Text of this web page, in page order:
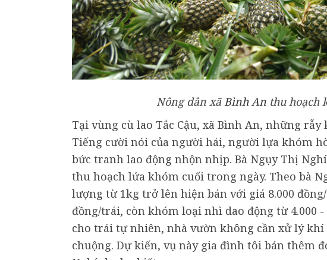
Nông dân xãBình Anthu hoạch
Tại vùng cù lao Tắc Cậu, xã Bình An, những
Tiếng cười nói của người hái, người lựa khóm
bức tranh lao động nhộn nhịp. Bà Ngụy Thị
thu hoạch lứa khóm cuối trong ngày. Theo bà
lượng từ 1kg trở lên hiện bán với giá 8.000
đồng/trái, còn khóm loại nhì dao động từ 4.000
cho trái tự nhiên, nhà vườn không cần xử lý
chuộng. Dự kiến, vụ này gia đình tôi bán thêm